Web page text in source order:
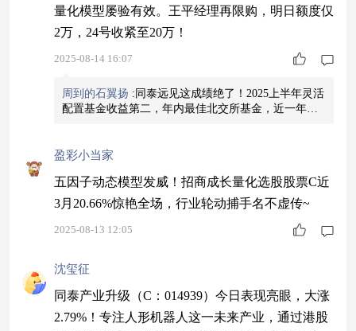
量化模型屡验有效。王平经理再限购，明日额度仅
2万，24号收紧至20万！
2025-08-14 16:07
周到的石翼扬 : 同泰远见这成绩绝了！2025上半年灵活
配置基金收益第二，年内最佳北交所基金，近一年涨
盈彩小当家
五因子动态模型发威！招商成长量化选股股票C近
3月20.66%惊艳全场，行业轮动捕手名不虚传~
2025-08-13 12:05
沈玺征
同泰产业升级（C：014939）今日表现亮眼，大涨
2.79%！专注人形机器人这一未来产业，通过港股